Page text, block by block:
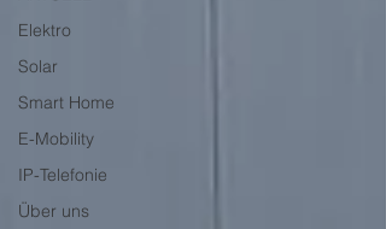
Elektro
Solar
Smart Home
E-Mobility
IP-Telefonie
Über uns